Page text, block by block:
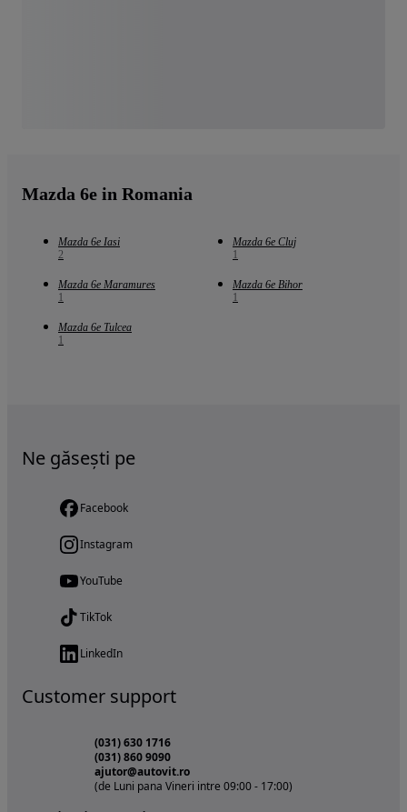
Mazda 6e in Romania
Mazda 6e Iasi
2
Mazda 6e Cluj
1
Mazda 6e Maramures
1
Mazda 6e Bihor
1
Mazda 6e Tulcea
1
Ne găsești pe
Facebook
Instagram
YouTube
TikTok
LinkedIn
Customer support
(031) 630 1716
(031) 860 9090
ajutor@autovit.ro
(de Luni pana Vineri intre 09:00 - 17:00)